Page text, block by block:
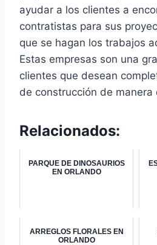
ayudar a los clientes a
contratistas para sus
que se hagan los trabajos
Estas empresas son una
clientes que desean
de construcción de
Relacionados:
PARQUE DE DINOSAURIOS
EN ORLANDO
ARREGLOS FLORALES EN
ORLANDO